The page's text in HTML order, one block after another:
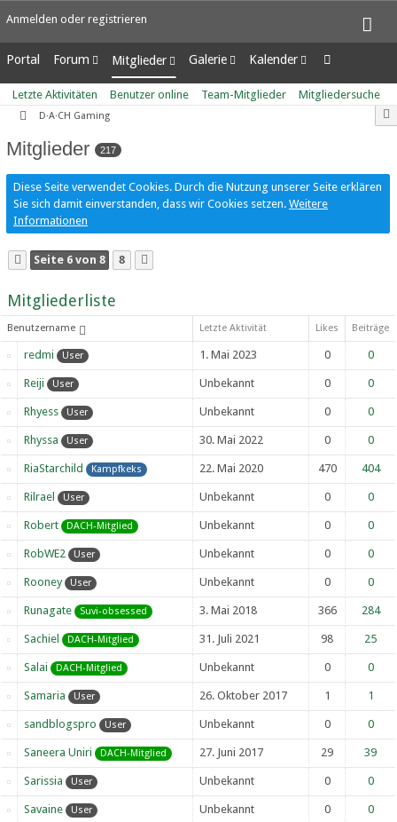
Anmelden oder registrieren
Portal Forum
Unerledigte Themen
Mitglieder
Letzte Aktivitäten
Benutzer online
Mitgliedersuche
Galerie
Alben
Bilder
Kalender
Wochenansicht
Tagesansicht
Letzte Aktivitäten Benutzer online Team-Mitglieder Mitgliedersuche
D·A·CH Gaming
Mitglieder 217
Diese Seite verwendet Cookies. Durch die Nutzung unserer Seite erklären
Sie sich damit einverstanden, dass wir Cookies setzen. Weitere
Informationen
Seite 6 von 8 8
Mitgliederliste
Benutzername Letzte Aktivität Likes Beiträge
redmi User 1. Mai 2023 0 0
Reiji User Unbekannt 0 0
Rhyess User Unbekannt 0 0
Rhyssa User 30. Mai 2022 0 0
RiaStarchild Kampfkeks 22. Mai 2020 470 404
Rilrael User Unbekannt 0 0
Robert DACH-Mitglied Unbekannt 0 0
RobWE2 User Unbekannt 0 0
Rooney User Unbekannt 0 0
Runagate Suvi-obsessed 3. Mai 2018 366 284
Sachiel DACH-Mitglied 31. Juli 2021 98 25
Salai DACH-Mitglied Unbekannt 0 0
Samaria User 26. Oktober 2017 1 1
sandblogspro User Unbekannt 0 0
Saneera Uniri DACH-Mitglied 27. Juni 2017 29 39
Sarissia User Unbekannt 0 0
Savaine User Unbekannt 0 0